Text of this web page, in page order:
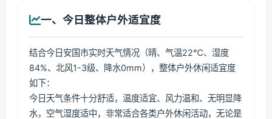
一、今日整体户外适宜度
结合今日安国市实时天气情况（晴、气温22℃、湿度
84%、北风1-3级、降水0mm），整体户外休闲适宜度
如下：
今日天气条件十分舒适，温度适宜、风力温和、无明显降
水，空气湿度适中，非常适合各类户外休闲活动，无论是